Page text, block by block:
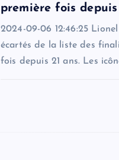
première fois
2024-09-06 12:46:25
écartés de la liste des
fois depuis 21 ans. Les